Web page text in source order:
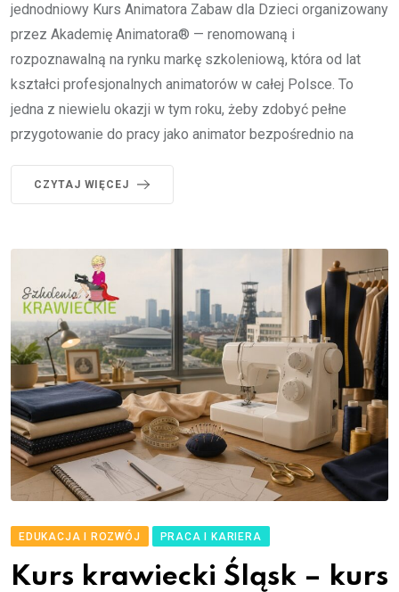
jednodniowy Kurs Animatora Zabaw dla Dzieci organizowany
przez Akademię Animatora® — renomowaną i
rozpoznawalną na rynku markę szkoleniową, która od lat
kształci profesjonalnych animatorów w całej Polsce. To
jedna z niewielu okazji w tym roku, żeby zdobyć pełne
przygotowanie do pracy jako animator bezpośrednio na
CZYTAJ WIĘCEJ
EDUKACJA I ROZWÓJ PRACA I KARIERA
Kurs krawiecki Śląsk – kurs